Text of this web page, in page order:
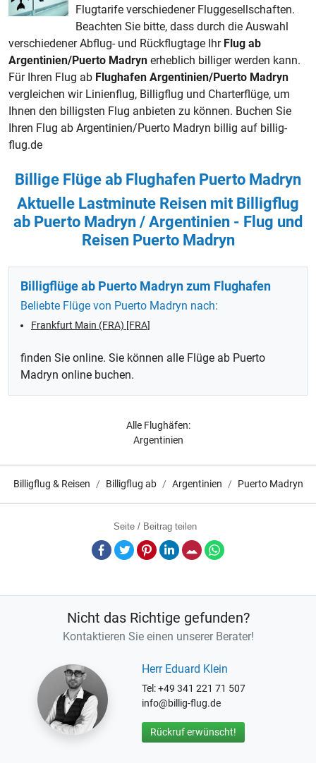
Flugtarife verschiedener Fluggesellschaften.
Beachten Sie bitte, dass durch die Auswahl
verschiedener Abflug- und Rückflugtage Ihr Flug ab
Argentinien/Puerto Madryn erheblich billiger werden kann.
Für Ihren Flug ab Flughafen Argentinien/Puerto Madryn
vergleichen wir Linienflug, Billigflug und Charterflüge, um
Ihnen den billigsten Flug anbieten zu können. Buchen Sie
Ihren Flug ab Argentinien/Puerto Madryn billig auf billig-
flug.de
Billige Flüge ab Flughafen Puerto Madryn
Aktuelle Lastminute Reisen mit Billigflug
ab Puerto Madryn / Argentinien - Flug und
Reisen Puerto Madryn
Billigflüge ab Puerto Madryn zum Flughafen
Beliebte Flüge von Puerto Madryn nach:
Frankfurt Main (FRA) [FRA]
finden Sie online. Sie können alle Flüge ab Puerto
Madryn online buchen.
Alle Flughäfen:
Argentinien
Billigflug & Reisen Billigflug ab Argentinien Puerto Madryn
Seite / Beitrag teilen
Facebook
TwitterPinterestLinkedInE-Mail
Nicht das Richtige gefunden?
Kontaktieren Sie einen unserer Berater!
Herr Eduard Klein
Tel: +49 341 221 71 507
info@billig-flug.de
Rückruf erwünscht!